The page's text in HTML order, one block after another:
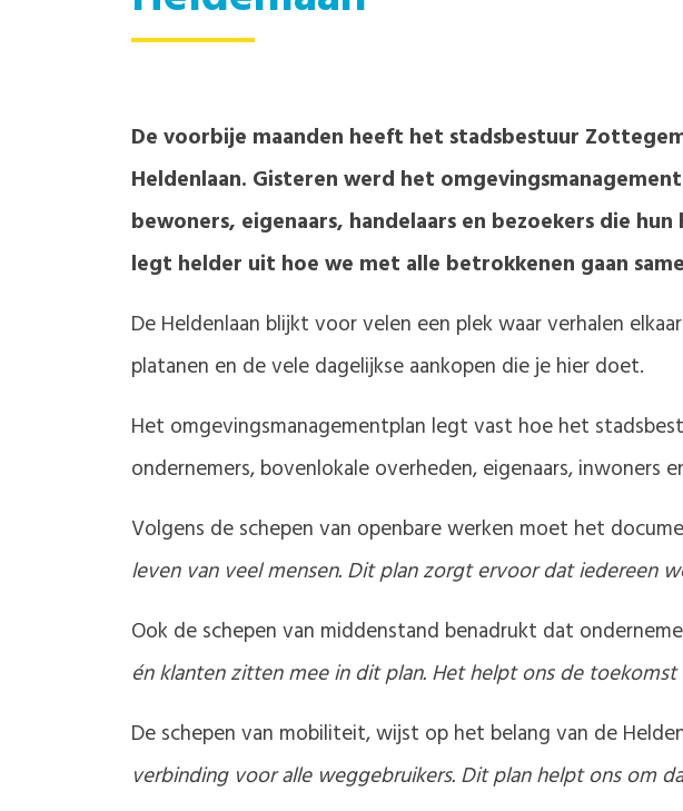
De voorbije maanden heeft het stadsbestuur
Heldenlaan. Gisteren werd het
bewoners, eigenaars, handelaars en bezoekers die
legt helder uit hoe we met alle betrokkenen gaan
De Heldenlaan blijkt voor velen een plek waar verhalen
platanen en de vele dagelijkse aankopen die je hier doet.
Het omgevingsmanagementplan legt vast hoe het
ondernemers, bovenlokale overheden, eigenaars, inwoners
Volgens de schepen van openbare werken moet het
leven van veel mensen. Dit plan zorgt ervoor dat iedereen
Ook de schepen van middenstand benadrukt dat
én klanten zitten mee in dit plan. Het helpt ons de
De schepen van mobiliteit, wijst op het belang van de
verbinding voor alle weggebruikers. Dit plan helpt ons om